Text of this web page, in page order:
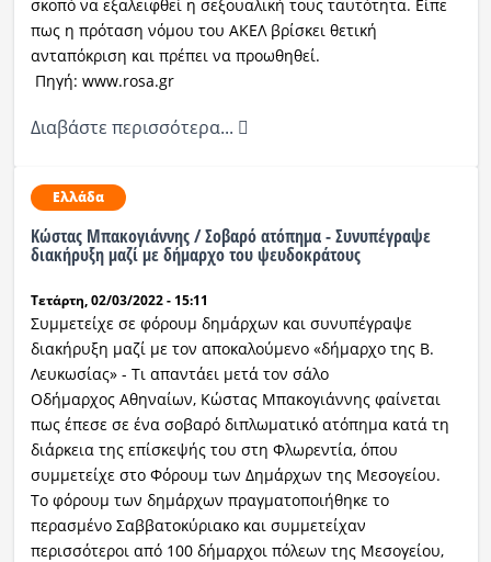
σκοπό να εξαλειφθεί η σεξουαλική τους ταυτότητα. Είπε
πως η πρόταση νόμου του ΑΚΕΛ βρίσκει θετική
ανταπόκριση και πρέπει να προωθηθεί.
Πηγή: www.rosa.gr
Διαβάστε περισσότερα...
Ελλάδα
Κώστας Μπακογιάννης / Σοβαρό ατόπημα - Συνυπέγραψε
διακήρυξη μαζί με δήμαρχο του ψευδοκράτους
Τετάρτη, 02/03/2022 - 15:11
Συμμετείχε σε φόρουμ δημάρχων και συνυπέγραψε
διακήρυξη μαζί με τον αποκαλούμενο «δήμαρχο της Β.
Λευκωσίας» - Τι απαντάει μετά τον σάλο
Οδήμαρχος Αθηναίων, Κώστας Μπακογιάννης φαίνεται
πως έπεσε σε ένα σοβαρό διπλωματικό ατόπημα κατά τη
διάρκεια της επίσκεψής του στη Φλωρεντία, όπου
συμμετείχε στο Φόρουμ των Δημάρχων της Μεσογείου.
Το φόρουμ των δημάρχων πραγματοποιήθηκε το
περασμένο Σαββατοκύριακο και συμμετείχαν
περισσότεροι από 100 δήμαρχοι πόλεων της Μεσογείου,